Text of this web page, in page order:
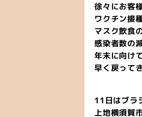
徐々にお客
ワクチン接
マスク飲食
感染者数の
年末に向け
早く戻って
11日はブラ
上地横須賀